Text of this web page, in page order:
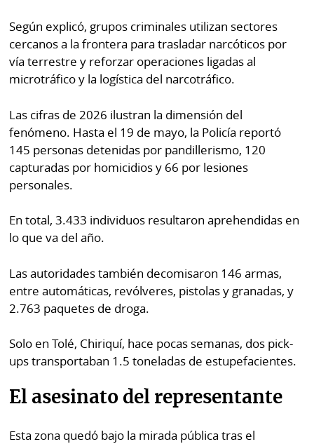
Según explicó, grupos criminales utilizan sectores
cercanos a la frontera para trasladar narcóticos por
vía terrestre y reforzar operaciones ligadas al
microtráfico y la logística del narcotráfico.
Las cifras de 2026 ilustran la dimensión del
fenómeno. Hasta el 19 de mayo, la Policía reportó
145 personas detenidas por pandillerismo, 120
capturadas por homicidios y 66 por lesiones
personales.
En total, 3.433 individuos resultaron aprehendidas en
lo que va del año.
Las autoridades también decomisaron 146 armas,
entre automáticas, revólveres, pistolas y granadas, y
2.763 paquetes de droga.
Solo en Tolé, Chiriquí, hace pocas semanas, dos pick-
ups transportaban 1.5 toneladas de estupefacientes.
El asesinato del representante
Esta zona quedó bajo la mirada pública tras el